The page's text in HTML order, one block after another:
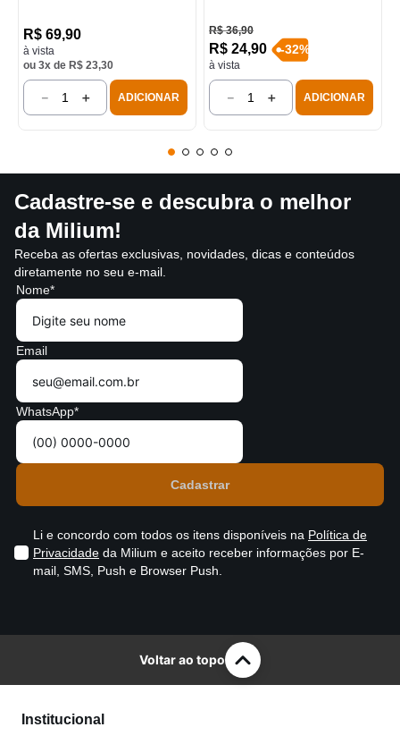
R$ 69,90
à vista
ou 3x de R$ 23,30
＋
－ ADICIONAR
R$ 36,90
R$ 24,90
à vista
-32%
＋
－ ADICIONAR
Cadastre-se e descubra o melhor
da Milium!
Receba as ofertas exclusivas, novidades, dicas e conteúdos
diretamente no seu e-mail.
Nome*
Email
WhatsApp*
Li e concordo com todos os itens disponíveis na Política de
Privacidade da Milium e aceito receber informações por E-
mail, SMS, Push e Browser Push.
Voltar ao topo
Institucional